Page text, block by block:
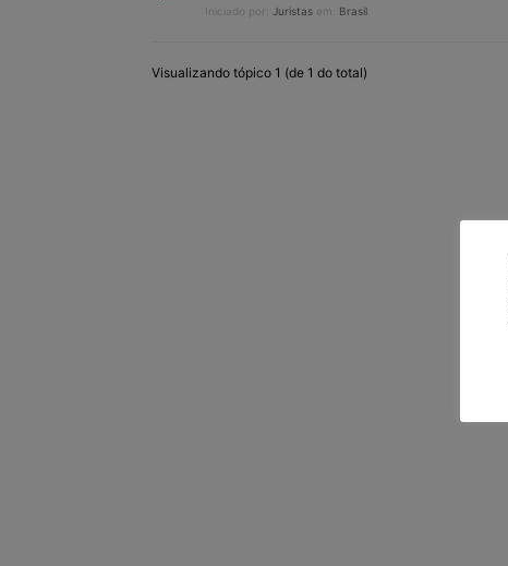
Iniciado por: Juristas em: Brasil
Visualizando tópico 1 (de 1 do total)